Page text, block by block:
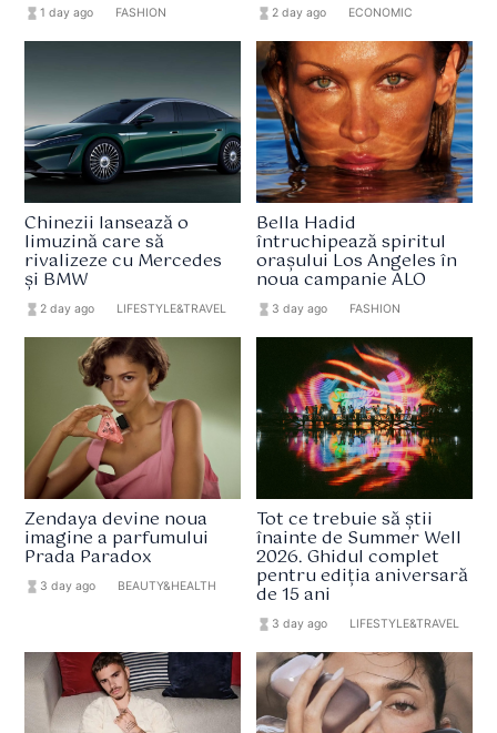
hourglass_full1 day ago FASHION hourglass_full 2 day ago ECONOMIC
Chinezii lansează o
limuzină care să
rivalizeze cu Mercedes
și BMW
hourglass_full 2 day ago LIFESTYLE&TRAVEL
Bella Hadid
întruchipează spiritul
orașului Los Angeles în
noua campanie ALO
hourglass_full 3 day ago FASHION
Zendaya devine noua
imagine a parfumului
Prada Paradox
hourglass_full 3 day ago BEAUTY&HEALTH
Tot ce trebuie să știi
înainte de Summer Well
2026. Ghidul complet
pentru ediția aniversară
de 15 ani
hourglass_full 3 day ago LIFESTYLE&TRAVEL